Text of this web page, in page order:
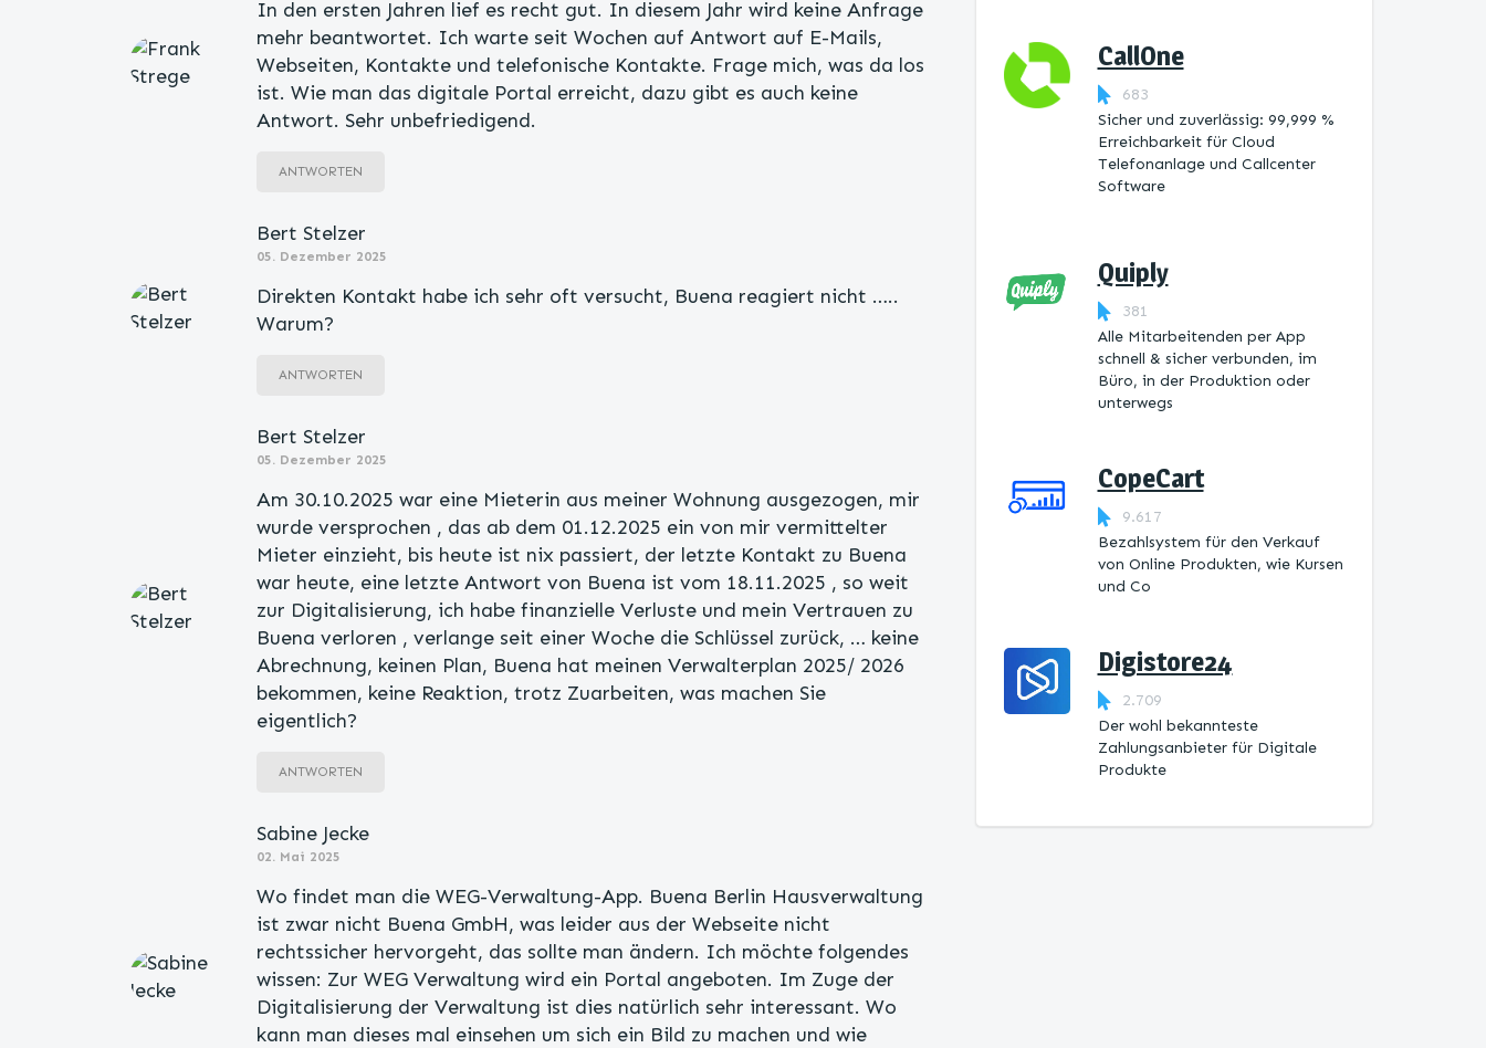
In den ersten Jahren lief es recht gut. In diesem Jahr wird keine Anfrage
mehr beantwortet. Ich warte seit Wochen auf Antwort auf E-Mails,
Webseiten, Kontakte und telefonische Kontakte. Frage mich, was da los
ist. Wie man das digitale Portal erreicht, dazu gibt es auch keine
Antwort. Sehr unbefriedigend.
ANTWORTEN
Bert Stelzer
05. Dezember 2025
Direkten Kontakt habe ich sehr oft versucht, Buena reagiert nicht …..
Warum?
ANTWORTEN
Bert Stelzer
05. Dezember 2025
Am 30.10.2025 war eine Mieterin aus meiner Wohnung ausgezogen, mir
wurde versprochen , das ab dem 01.12.2025 ein von mir vermittelter
Mieter einzieht, bis heute ist nix passiert, der letzte Kontakt zu Buena
war heute, eine letzte Antwort von Buena ist vom 18.11.2025 , so weit
zur Digitalisierung, ich habe finanzielle Verluste und mein Vertrauen zu
Buena verloren , verlange seit einer Woche die Schlüssel zurück, … keine
Abrechnung, keinen Plan, Buena hat meinen Verwalterplan 2025/ 2026
bekommen, keine Reaktion, trotz Zuarbeiten, was machen Sie
eigentlich?
ANTWORTEN
Sabine Jecke
02. Mai 2025
Wo findet man die WEG-Verwaltung-App. Buena Berlin Hausverwaltung
ist zwar nicht Buena GmbH, was leider aus der Webseite nicht
rechtssicher hervorgeht, das sollte man ändern. Ich möchte folgendes
wissen: Zur WEG Verwaltung wird ein Portal angeboten. Im Zuge der
Digitalisierung der Verwaltung ist dies natürlich sehr interessant. Wo
kann man dieses mal einsehen um sich ein Bild zu machen und wie
CallOne
683
Sicher und zuverlässig: 99,999 %
Erreichbarkeit für Cloud
Telefonanlage und Callcenter
Software
Quiply
381
Alle Mitarbeitenden per App
schnell & sicher verbunden, im
Büro, in der Produktion oder
unterwegs
CopeCart
9.617
Bezahlsystem für den Verkauf
von Online Produkten, wie Kursen
und Co
Digistore24
2.709
Der wohl bekannteste
Zahlungsanbieter für Digitale
Produkte